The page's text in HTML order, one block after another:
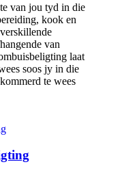
van jou tyd in die
kook en
van
laat
soos jy in die
te wees